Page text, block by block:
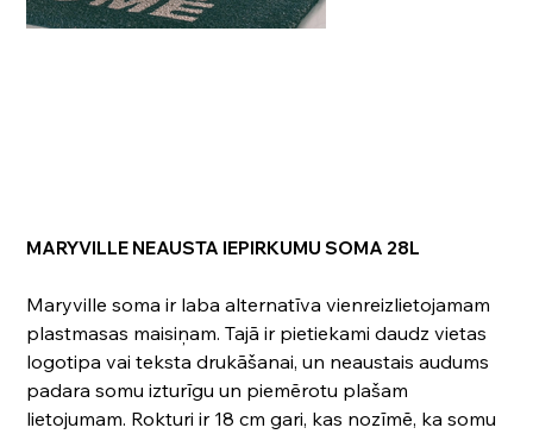
MARYVILLE NEAUSTA IEPIRKUMU SOMA 28L
Maryville soma ir laba alternatīva vienreizlietojamam
plastmasas maisiņam. Tajā ir pietiekami daudz vietas
logotipa vai teksta drukāšanai, un neaustais audums
padara somu izturīgu un piemērotu plašam
lietojumam. Rokturi ir 18 cm gari, kas nozīmē, ka somu